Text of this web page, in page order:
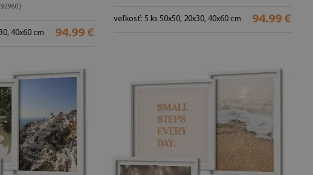
40x60 cm 94.99 €
veľkosť: 5 ks 50x50, 20x30, 40x60 cm 94.99 €